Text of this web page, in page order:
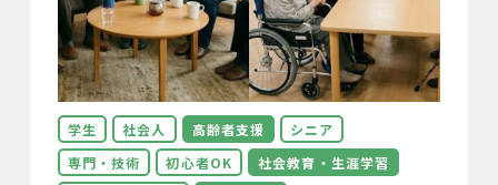
学生 社会人 高齢者支援
シニア
専門・技術
初心者OK
社会教育・生涯学習